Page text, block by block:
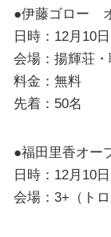
●伊藤ゴロー
日時：12月10
会場：揚輝荘
料金：無料
先着：50名
●福田里香オー
日時：12月10日
会場：3+（トロ